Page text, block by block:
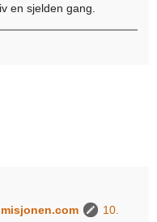
en sjelden gang.
10.